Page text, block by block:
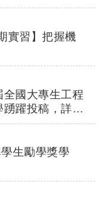
會」， 敬請本系
實習】把握機
國大專生工程
躍投稿，詳如
生勵學獎學